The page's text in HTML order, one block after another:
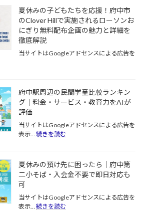
夏休みの子どもたちを応援！府中市
のClover Hillで実施されるローソンお
にぎり無料配布企画の魅力と詳細を
徹底解説
当サイトはGoogleアドセンスによる広告を
府中駅周辺の民間学童比較ランキン
グ｜料金・サービス・教育力をAIが
評価
当サイトはGoogleアドセンスによる広告を
表示…続きを読む:
周
辺
民
間
夏休みの預け先に困ったら｜府中第
二小そば・入会金不要で即日対応も
可
当サイトはGoogleアドセンスによる広告を
表示…続きを読む